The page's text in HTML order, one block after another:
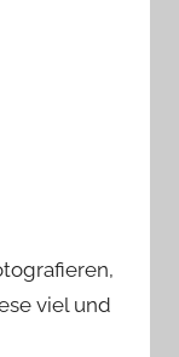
viel und